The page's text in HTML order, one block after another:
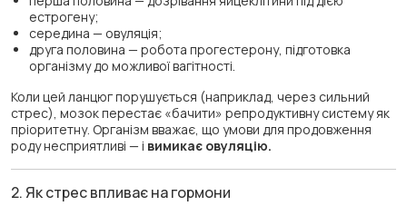
естрогену;
середина — овуляція;
друга половина — робота прогестерону, підготовка
організму до можливої вагітності.
Коли цей ланцюг порушується (наприклад, через сильний
стрес), мозок перестає «бачити» репродуктивну систему як
пріоритетну. Організм вважає, що умови для продовження
роду несприятливі — і вимикає овуляцію.
2. Як стрес впливає на гормони